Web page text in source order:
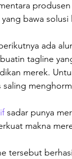
bawa solusi
ada
buatin tagline
merek.
saling
sadar punya
makna
tersebut